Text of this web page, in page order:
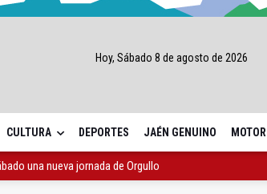
Hoy, Sábado 8 de agosto de 2026
CULTURA DEPORTES JAÉN GENUINO MOTOR
una nueva jornada de Orgullo